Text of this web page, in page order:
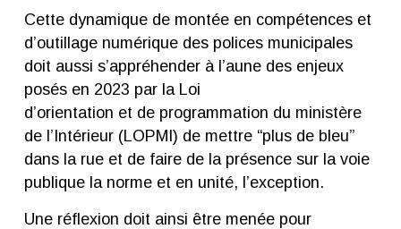
Cette dynamique de montée en compétences et
d’outillage numérique des polices municipales
doit aussi s’appréhender à l’aune des enjeux
posés en 2023 par la Loi
d’orientation et de programmation du ministère
de l’Intérieur (LOPMI) de mettre “plus de bleu”
dans la rue et de faire de la présence sur la voie
publique la norme et en unité, l’exception.
Une réflexion doit ainsi être menée pour